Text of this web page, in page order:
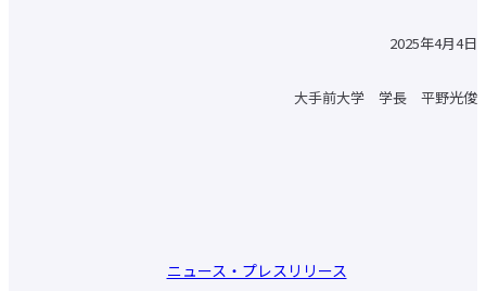
2025年4月4日
大手前大学 学長 平野光俊
ニュース・プレスリリース